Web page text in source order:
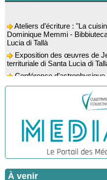
Dominique Memmi -
Lucia di Tallà
territuriale di Santa Lucia di
l’astrophysicien Paul Guerrini
Bicchisgià
Exposition des œuvres de
"Racines, peintures acryliques
Animation : "Petits lecteurs"
Bicchisgià
Veillée de contes à la forêt
mignuleddu" par la Caravane
Colloque : "Taravu : terre
patrimoine religieux, roman,
À venir